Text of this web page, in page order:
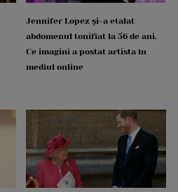
Jennifer Lopez și-a etalat
abdomenul tonifiat la 56 de ani.
Ce imagini a postat artista în
mediul online